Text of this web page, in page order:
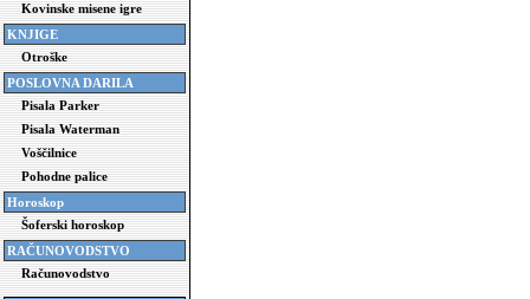
Kovinske misene igre
KNJIGE
Otroške
POSLOVNA DARILA
Pisala Parker
Pisala Waterman
Voščilnice
Pohodne palice
Horoskop
Šoferski horoskop
RAČUNOVODSTVO
Računovodstvo